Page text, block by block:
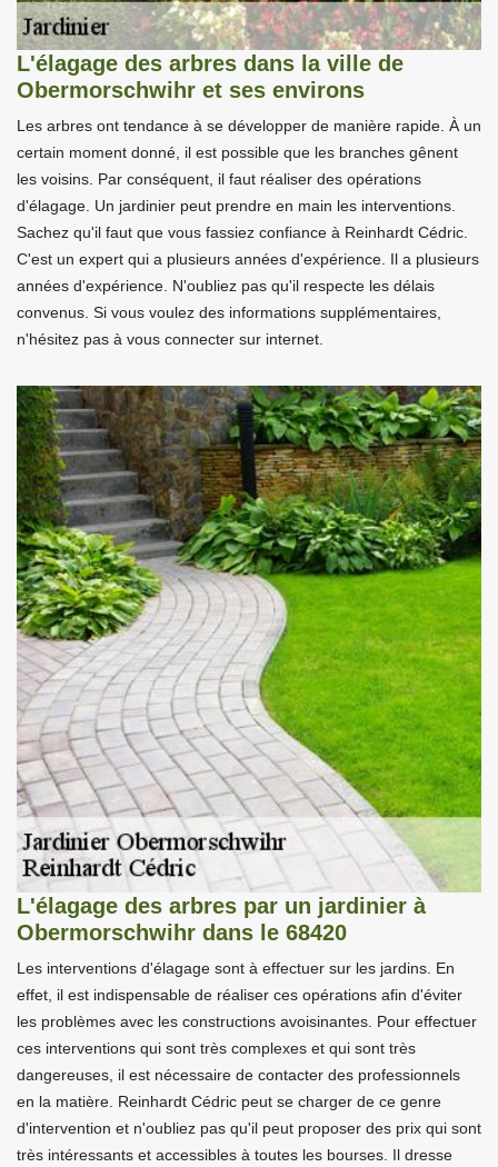
L'élagage des arbres dans la ville de
Obermorschwihr et ses environs
Les arbres ont tendance à se développer de manière rapide. À un
certain moment donné, il est possible que les branches gênent
les voisins. Par conséquent, il faut réaliser des opérations
d'élagage. Un jardinier peut prendre en main les interventions.
Sachez qu'il faut que vous fassiez confiance à Reinhardt Cédric.
C'est un expert qui a plusieurs années d'expérience. Il a plusieurs
années d'expérience. N'oubliez pas qu'il respecte les délais
convenus. Si vous voulez des informations supplémentaires,
n'hésitez pas à vous connecter sur internet.
L'élagage des arbres par un jardinier à
Obermorschwihr dans le 68420
Les interventions d'élagage sont à effectuer sur les jardins. En
effet, il est indispensable de réaliser ces opérations afin d'éviter
les problèmes avec les constructions avoisinantes. Pour effectuer
ces interventions qui sont très complexes et qui sont très
dangereuses, il est nécessaire de contacter des professionnels
en la matière. Reinhardt Cédric peut se charger de ce genre
d'intervention et n'oubliez pas qu'il peut proposer des prix qui sont
très intéressants et accessibles à toutes les bourses. Il dresse